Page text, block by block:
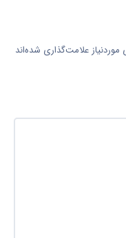
علامت‌گذاری شده‌اند